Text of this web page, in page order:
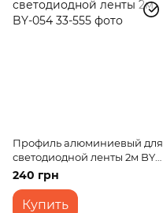
Профиль алюминиевый для
светодиодной ленты 2м BY-
054
240 грн
Купить